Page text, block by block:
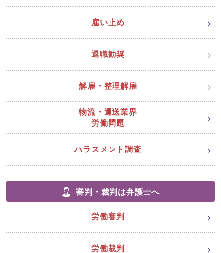
雇い止め
退職勧奨
解雇・整理解雇
物流・運送業界
労働問題
ハラスメント調査
審判・裁判は弁護士へ
労働審判
労働裁判